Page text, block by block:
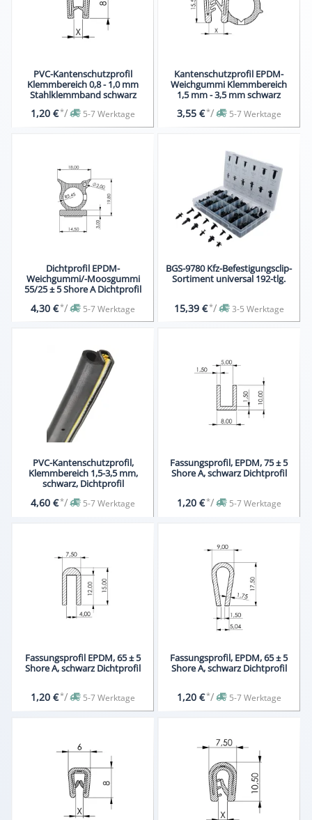
PVC-Kantenschutzprofil
Klemmbereich 0,8 - 1,0 mm
Stahlklemmband schwarz
1,20 €*/ 5-7 Werktage
Kantenschutzprofil EPDM-
Weichgummi Klemmbereich
1,5 mm - 3,5 mm schwarz
3,55 €*/ 5-7 Werktage
Dichtprofil EPDM-
Weichgummi/-Moosgummi
55/25 ± 5 Shore A Dichtprofil
4,30 €*/ 5-7 Werktage
BGS-9780 Kfz-Befestigungsclip-
Sortiment universal 192-tlg.
15,39 €*/ 3-5 Werktage
PVC-Kantenschutzprofil,
Klemmbereich 1,5-3,5 mm,
schwarz, Dichtprofil
4,60 €*/ 5-7 Werktage
Fassungsprofil, EPDM, 75 ± 5
Shore A, schwarz Dichtprofil
1,20 €*/ 5-7 Werktage
Fassungsprofil EPDM, 65 ± 5
Shore A, schwarz Dichtprofil
1,20 €*/ 5-7 Werktage
Fassungsprofil, EPDM, 65 ± 5
Shore A, schwarz Dichtprofil
1,20 €*/ 5-7 Werktage